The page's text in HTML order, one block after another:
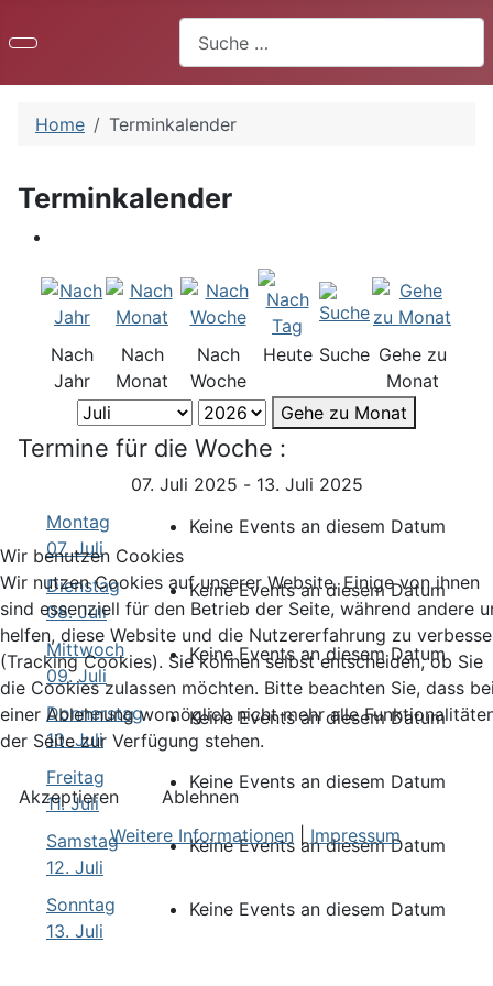
Home Terminkalender
Terminkalender
Nach
Jahr
Nach
Monat
Nach
Woche
Heute Suche Gehe zu
Monat
Gehe zu Monat
Termine für die Woche :
07. Juli 2025 - 13. Juli 2025
Montag
07. Juli
Keine Events an diesem Datum
Dienstag
08. Juli
Keine Events an diesem Datum
Mittwoch
09. Juli
Keine Events an diesem Datum
Donnerstag
10. Juli
Keine Events an diesem Datum
Freitag
11. Juli
Keine Events an diesem Datum
Samstag
12. Juli
Keine Events an diesem Datum
Sonntag
13. Juli
Keine Events an diesem Datum
Wir benutzen Cookies
Wir nutzen Cookies auf unserer Website. Einige von ihnen
sind essenziell für den Betrieb der Seite, während andere
helfen, diese Website und die Nutzererfahrung zu
(Tracking Cookies). Sie können selbst entscheiden, ob Sie
die Cookies zulassen möchten. Bitte beachten Sie, dass
einer Ablehnung womöglich nicht mehr alle
der Seite zur Verfügung stehen.
Akzeptieren
Ablehnen
Weitere Informationen| Impressum